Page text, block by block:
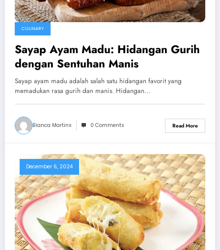
CULINARY
Sayap Ayam Madu: Hidangan Gurih
dengan Sentuhan Manis
Sayap ayam madu adalah salah satu hidangan favorit yang
memadukan rasa gurih dan manis. Hidangan…
Bianca Martins 0 Comments Read More
December 6, 2024